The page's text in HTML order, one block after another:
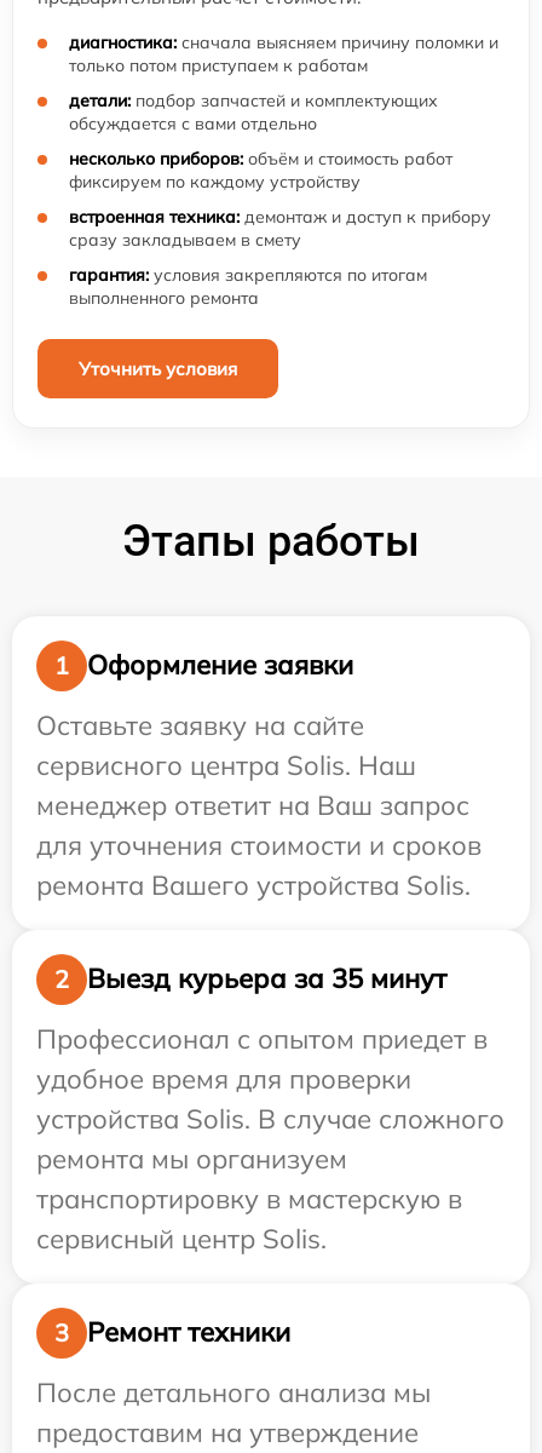
диагностика: сначала выясняем причину поломки и
только потом приступаем к работам
детали: подбор запчастей и комплектующих
обсуждается с вами отдельно
несколько приборов: объём и стоимость работ
фиксируем по каждому устройству
встроенная техника: демонтаж и доступ к прибору
сразу закладываем в смету
гарантия: условия закрепляются по итогам
выполненного ремонта
Уточнить условия
Этапы работы
1
Оформление заявки
Оставьте заявку на сайте
сервисного центра Solis. Наш
менеджер ответит на Ваш запрос
для уточнения стоимости и сроков
ремонта Вашего устройства Solis.
2
Выезд курьера за 35 минут
Профессионал с опытом приедет в
удобное время для проверки
устройства Solis. В случае сложного
ремонта мы организуем
транспортировку в мастерскую в
сервисный центр Solis.
3
Ремонт техники
После детального анализа мы
предоставим на утверждение